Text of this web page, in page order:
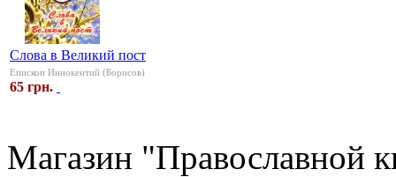
Слова в Великий пост
Епископ Иннокентий (Борисов)
65 грн.
Магазин "Православной